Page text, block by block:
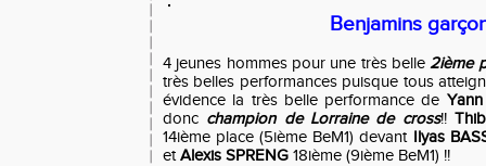
Benjamins
4 jeunes hommes pour une très belle2ième
très belles performances puisque tous
évidence la très belle performance de
donc champion de Lorraine de cross!!
14ième place (5ième BeM1) devant Ilyas
etAlexis SPRENG 18ième (9ième BeM1) !!